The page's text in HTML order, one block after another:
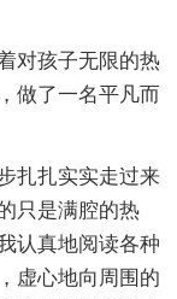
对孩子无限的热
做了一名平凡而
扎扎实实走过来
只是满腔的热
认真地阅读各种
虚心地向周围的